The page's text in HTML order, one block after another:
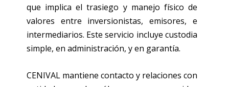
que implica el trasiego y manejo físico de
valores entre inversionistas, emisores, e
intermediarios. Este servicio incluye custodia
simple, en administración, y en garantía.
CENIVAL mantiene contacto y relaciones con